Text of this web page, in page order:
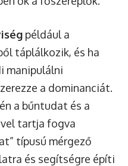
például a
táplálkozik, és ha
manipulálni
a dominanciát.
a bűntudat és a
tartja fogva
típusú mérgező
és segítségre építi